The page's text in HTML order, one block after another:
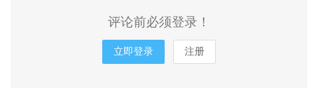
评论前必须登录！
立即登录 注册